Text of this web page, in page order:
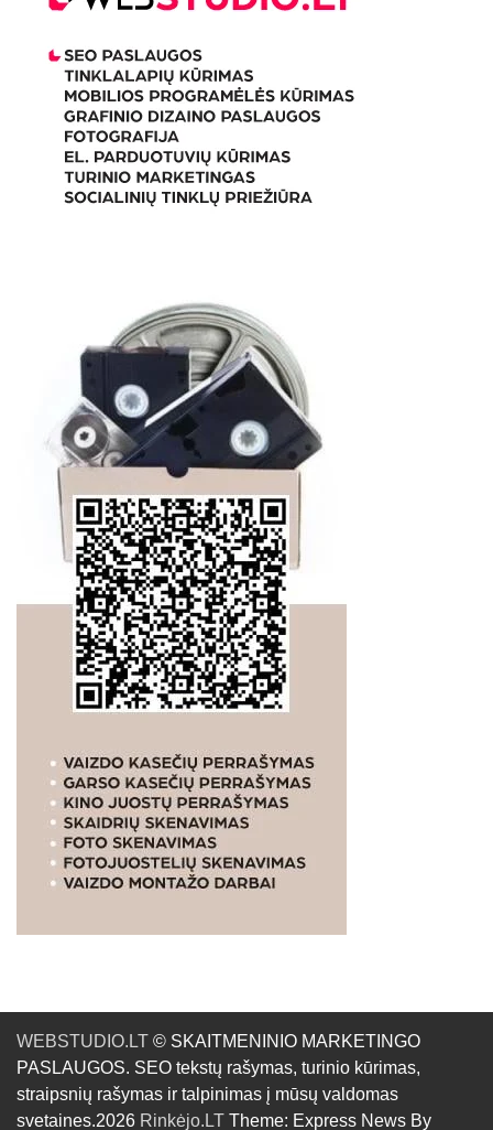
WEBSTUDIO.LT © SKAITMENINIO MARKETINGO
PASLAUGOS. SEO tekstų rašymas, turinio kūrimas,
straipsnių rašymas ir talpinimas į mūsų valdomas
svetaines.2026 Rinkėjo.LT Theme: Express News By